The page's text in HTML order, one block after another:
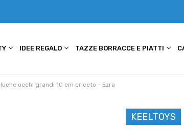
IDEE REGALO TAZZE BORRACCE E PIATTI
occhi grandi 10 cm criceto - Ezra
KEELTOYS